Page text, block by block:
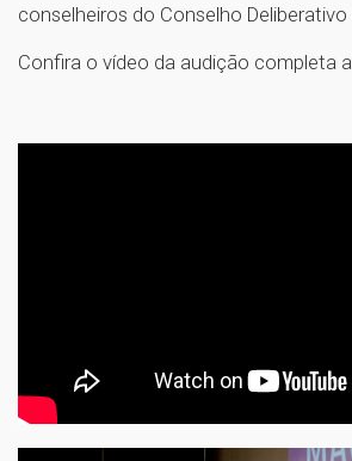
conselheiros do Conselho Deliberativo
Confira o vídeo da audição completa